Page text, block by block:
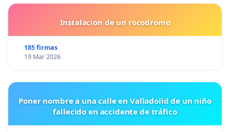
Instalacion de un rocodromo
185 firmas
19 Mar 2026
Poner nombre a una calle en Valladolid de un niño
fallecido en accidente de tráfico